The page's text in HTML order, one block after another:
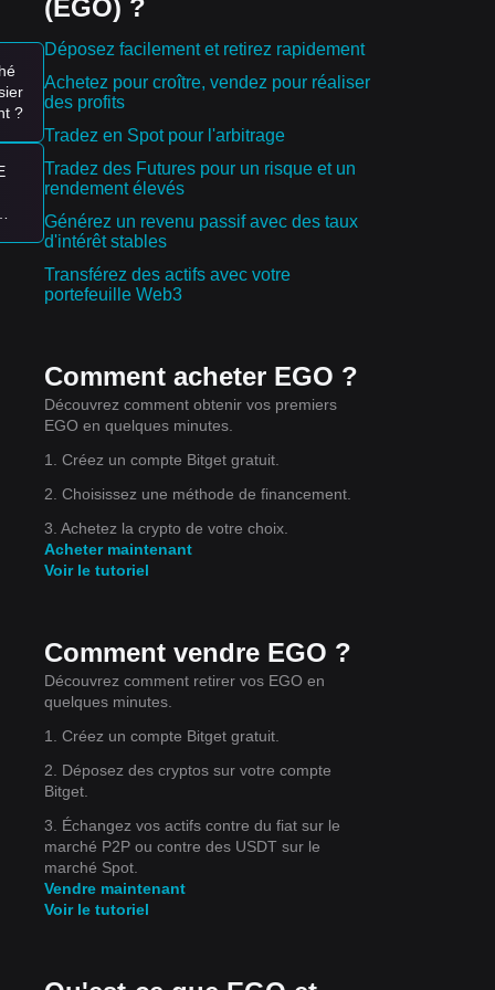
à
à
?
(EGO) ?
Déposez facilement et retirez rapidement
Achetez pour croître, vendez pour réaliser
des profits
Tradez en Spot pour l'arbitrage
Tradez des Futures pour un risque et un
rendement élevés
Générez un revenu passif avec des taux
d'intérêt stables
Transférez des actifs avec votre
portefeuille Web3
Comment acheter EGO ?
Découvrez comment obtenir vos premiers
EGO en quelques minutes.
1. Créez un compte Bitget gratuit.
2. Choisissez une méthode de financement.
3. Achetez la crypto de votre choix.
Acheter maintenant
Voir le tutoriel
Comment vendre EGO ?
Découvrez comment retirer vos EGO en
quelques minutes.
1. Créez un compte Bitget gratuit.
2. Déposez des cryptos sur votre compte
Bitget.
3. Échangez vos actifs contre du fiat sur le
marché P2P ou contre des USDT sur le
marché Spot.
Vendre maintenant
Voir le tutoriel